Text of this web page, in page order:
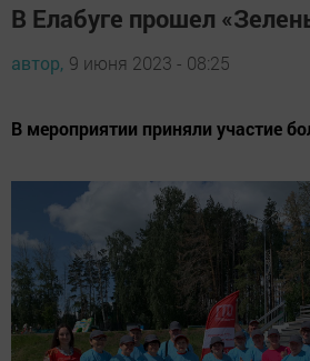
В Елабуге прошел
автор, 9 июня 2023 - 08:25
В мероприятии приняли участие